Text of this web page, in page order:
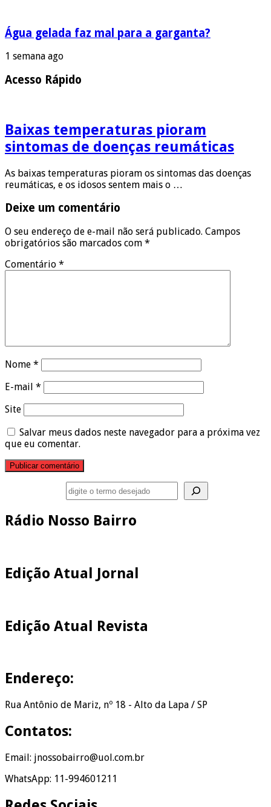
Água gelada faz mal para a garganta?
1 semana ago
Acesso Rápido
Baixas temperaturas pioram
sintomas de doenças reumáticas
As baixas temperaturas pioram os sintomas das doenças
reumáticas, e os idosos sentem mais o …
Deixe um comentário
O seu endereço de e-mail não será publicado. Campos
obrigatórios são marcados com *
Comentário *
Nome *
E-mail *
Site
Salvar meus dados neste navegador para a próxima vez
que eu comentar.
Rádio Nosso Bairro
Edição Atual Jornal
Edição Atual Revista
Endereço:
Rua Antônio de Mariz, nº 18 - Alto da Lapa / SP
Contatos:
Email: jnossobairro@uol.com.br
WhatsApp: 11-994601211